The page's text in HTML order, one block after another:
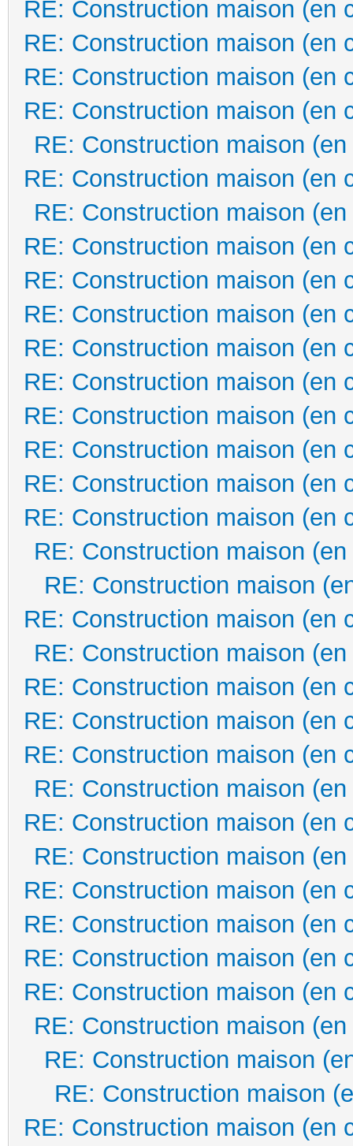
RE: Construction maison (en
RE: Construction maison (en
RE: Construction maison (en
RE: Construction maison (en
RE: Construction maison
RE: Construction maison (en
RE: Construction maison
RE: Construction maison (en
RE: Construction maison (en
RE: Construction maison (en
RE: Construction maison (en
RE: Construction maison (en
RE: Construction maison (en
RE: Construction maison (en
RE: Construction maison (en
RE: Construction maison (en
RE: Construction maison
RE: Construction maison
RE: Construction maison (en
RE: Construction maison
RE: Construction maison (en
RE: Construction maison (en
RE: Construction maison (en
RE: Construction maison
RE: Construction maison (en
RE: Construction maison
RE: Construction maison (en
RE: Construction maison (en
RE: Construction maison (en
RE: Construction maison (en
RE: Construction maison
RE: Construction maison
RE: Construction maison
RE: Construction maison (en